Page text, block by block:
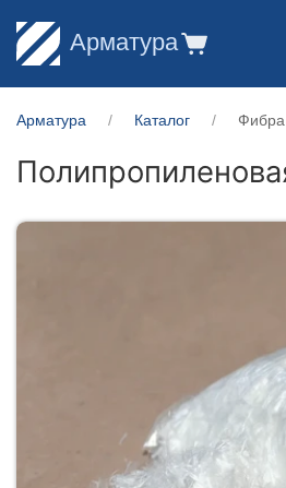
Арматура
Арматура Каталог Фибра